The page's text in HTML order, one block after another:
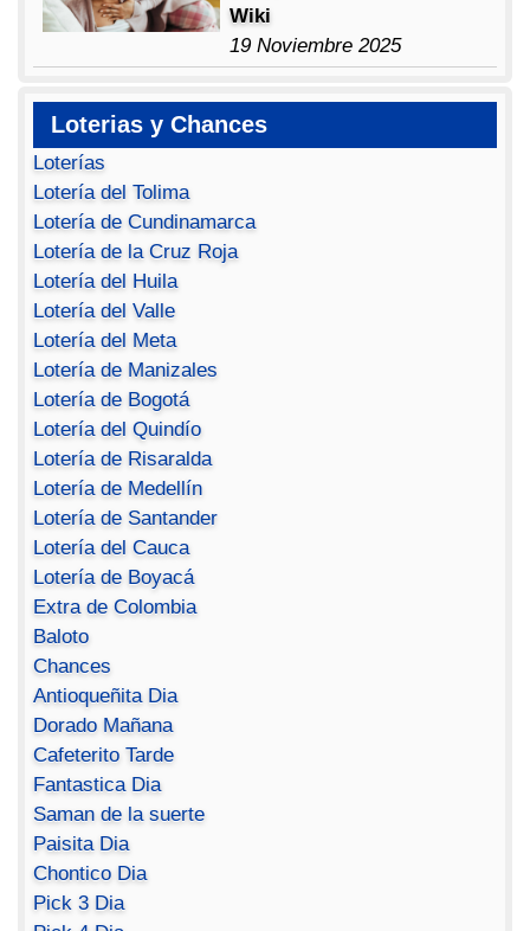
Wiki
19 Noviembre 2025
Loterias y Chances
Loterías
Lotería del Tolima
Lotería de Cundinamarca
Lotería de la Cruz Roja
Lotería del Huila
Lotería del Valle
Lotería del Meta
Lotería de Manizales
Lotería de Bogotá
Lotería del Quindío
Lotería de Risaralda
Lotería de Medellín
Lotería de Santander
Lotería del Cauca
Lotería de Boyacá
Extra de Colombia
Baloto
Chances
Antioqueñita Dia
Dorado Mañana
Cafeterito Tarde
Fantastica Dia
Saman de la suerte
Paisita Dia
Chontico Dia
Pick 3 Dia